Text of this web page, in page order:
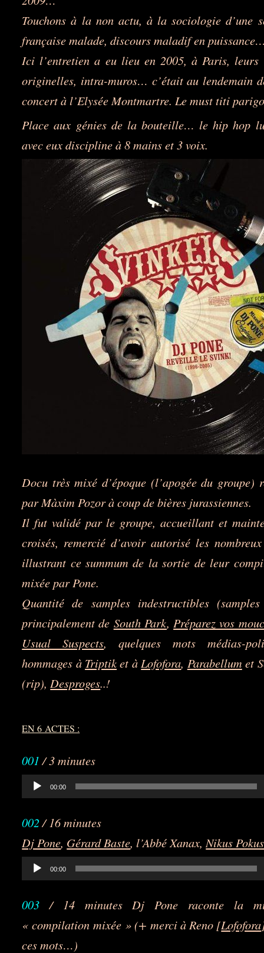
Touchons à la non actu, à la sociologie d’une
française malade, discours maladif en
Ici l’entretien a eu lieu en 2005, à Paris, leurs
originelles, intra-muros… c’était au lendemain
concert à l’Elysée Montmartre. Le must titi
Place aux génies de la bouteille… le hip hop
avec eux discipline à 8 mains et 3 voix.
Docu très mixé d’époque (l’apogée du groupe)
par Màxim Pozor à coup de bières jurassiennes.
Il fut validé par le groupe, accueillant et
croisés, remercié d’avoir autorisé les
illustrant ce summum de la sortie de leur
mixée par Pone.
Quantité de samples indestructibles
principalement de South Park, Préparez vos
Usual Suspects, quelques mots médias-
hommages à Triptiket à Lofofora, Parabellum et
(rip), Desproges..!
EN 6 ACTES :
001/ 3 minutes
Lecteur
audio
00:00
002/ 16 minutes
Dj Pone, Gérard Baste, l’Abbé Xanax, Nikus Pokus
Lecteur
audio
00:00
003 / 14 minutes Dj Pone raconte la
« compilation mixée » (+ merci à Reno [Lofofora
ces mots…)